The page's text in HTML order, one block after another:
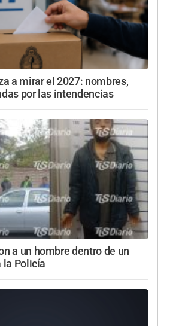
a mirar el 2027: nombres,
por las intendencias
a un hombre dentro de un
la Policía